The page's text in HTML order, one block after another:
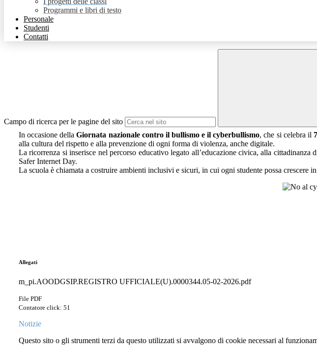
Programmi e libri di testo
Personale
Studenti
Contatti
Campo di ricerca per le pagine del sito
In occasione dellaGiornata nazionale contro il bullismo e il cyberbullismo, che si celebra il
alla cultura del rispetto e alla prevenzione di ogni forma di violenza, anche digitale.
La ricorrenza si inserisce nel percorso educativo legato all’educazione civica, alla
Safer Internet Day.
La scuola è chiamata a costruire ambienti inclusivi e sicuri, in cui ogni studente possa crescere
Allegati
m_pi.AOODGSIP.REGISTRO UFFICIALE(U).0000344.05-02-2026.pdf
File PDF
Contatore click: 51
Notizie
Questo sito o gli strumenti terzi da questo utilizzati si avvalgono di cookie necessari al